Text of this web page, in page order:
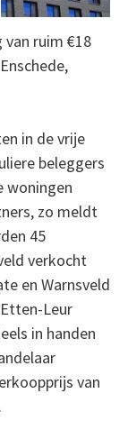
ruim €18
in de vrije
beleggers
woningen
zo meldt
45
verkocht
en Warnsveld
Leur
in handen
van